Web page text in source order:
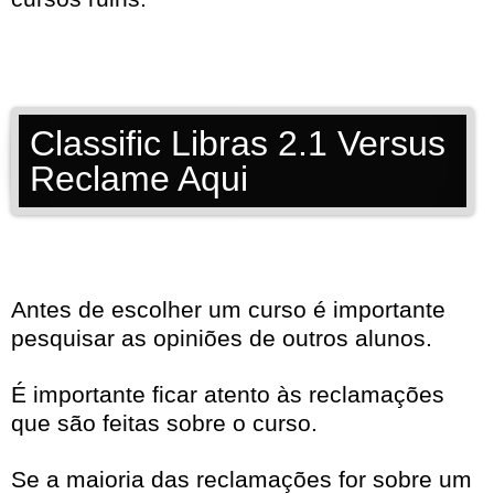
Classific Libras 2.1 Versus
Reclame Aqui
Antes de escolher um curso é importante
pesquisar as opiniões de outros alunos.
É importante ficar atento às reclamações
que são feitas sobre o curso.
Se a maioria das reclamações for sobre um